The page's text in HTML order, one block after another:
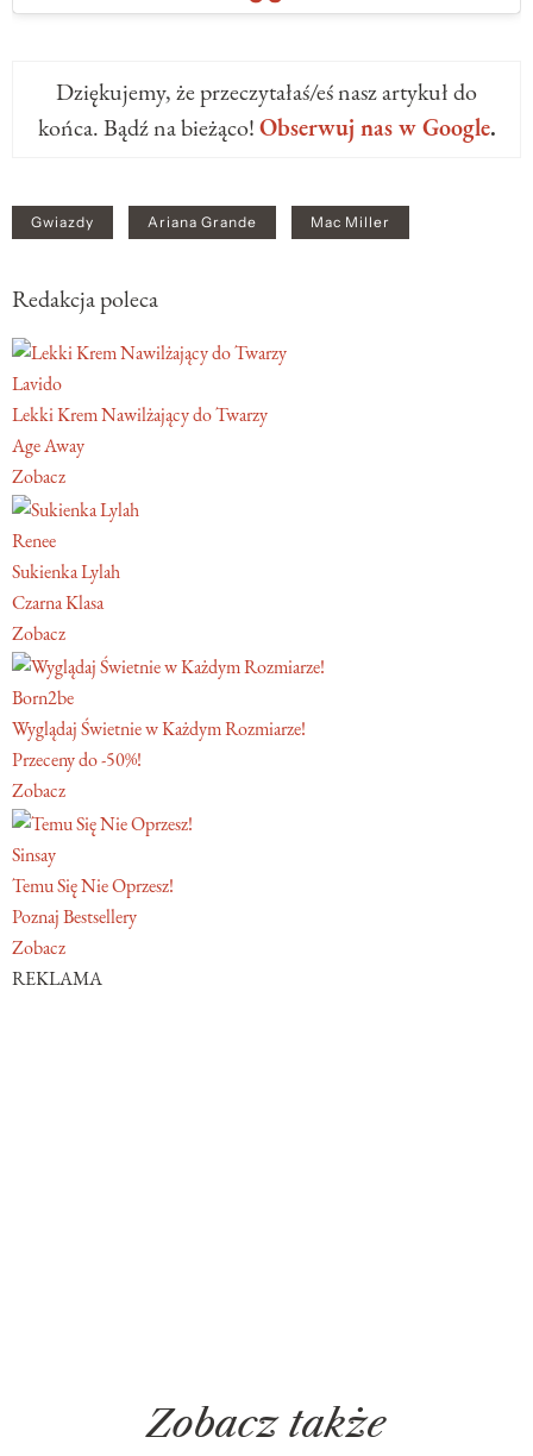
Dziękujemy, że przeczytałaś/eś nasz artykuł do
końca. Bądź na bieżąco!Obserwuj nas w Google.
Gwiazdy Ariana Grande Mac Miller
Redakcja poleca
Lavido
Lekki Krem Nawilżający do Twarzy
Age Away
Zobacz
Renee
Sukienka Lylah
Czarna Klasa
Zobacz
Born2be
Wyglądaj Świetnie w Każdym Rozmiarze!
Przeceny do -50%!
Zobacz
Sinsay
Temu Się Nie Oprzesz!
Poznaj Bestsellery
Zobacz
REKLAMA
Zobacz także